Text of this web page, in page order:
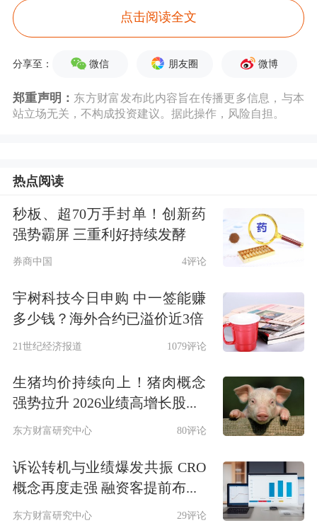
均被机构调研3次。
数据宝统计，20家以上机构扎堆调研股
集团近5日净流入资金0.86亿元，主力
有恒而达、万通智控等，净流入资金分
市场表现上，机构扎堆调研股中，近5
日上涨的有25只，涨幅居前的有恒而
达、航天南湖、万通智控等，涨幅为
76.42%、16.16%、15.69%；下跌的有
机、国能日新 等，跌幅为11.22%、
10.32%、9.68%。（数据宝）
近5日机构调研股一览
左右拖动表格，可查看剩余表格内容
证券代码 证券简称 机构调研次数 机构家数 最新收盘价
点击阅读全文
分享至： 微信 朋友圈 微博
郑重声明： 东方财富发布此内容旨在传播更多信息，与本
站立场无关，不构成投资建议。据此操作，风险自担。
热点阅读
秒板、超70万手封单！创新药
强势霸屏 三重利好持续发酵
券商中国 4评论
宇树科技今日申购 中一签能赚
多少钱？海外合约已溢价近3倍
21世纪经济报道 1079评论
生猪均价持续向上！猪肉概念
强势拉升 2026业绩高增长股...
东方财富研究中心 80评论
诉讼转机与业绩爆发共振 CRO
概念再度走强 融资客提前布...
东方财富研究中心 29评论